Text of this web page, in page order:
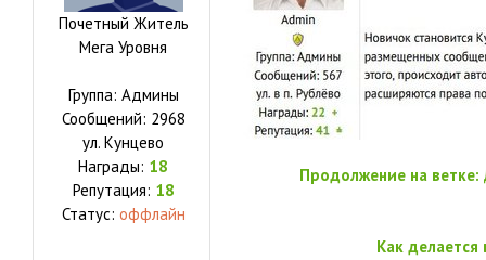
Почетный Житель
Мега Уровня
Группа: Админы
Сообщений: 2968
ул. Кунцево
Награды: 18
Репутация: 18
Статус: оффлайн
Продолжение на
Как